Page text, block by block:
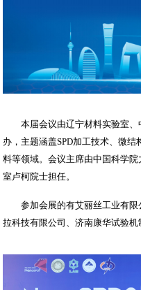
本届会议由辽宁材料实验室、
办，主题涵盖SPD加工技术、微
料等领域。会议主席由中国科学
室卢柯院士担任。
参加会展的有艾丽丝工业有限
拉科技有限公司、济南康华试验机